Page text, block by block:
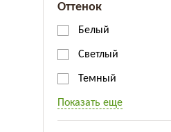
Оттенок
Белый
Светлый
Темный
Показать еще